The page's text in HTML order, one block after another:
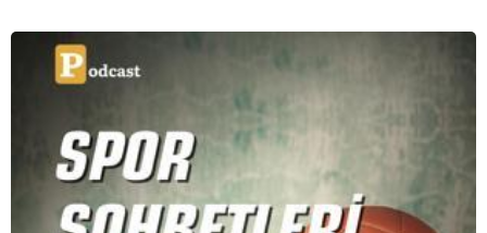
serimizde; tiyatroyu, alanının uzman isimleriyle
konuşuyoruz..